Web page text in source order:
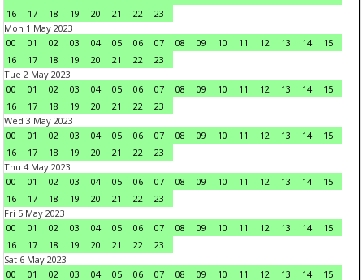
16
17 18 19 20 21 22
23
Mon 1 May 2023
00
01 02 03 04 05 06 07 08 09 10 11 12 13 14
15
16
17 18 19 20 21 22
23
Tue 2 May 2023
00
01 02 03 04 05 06 07 08 09 10 11 12 13 14
15
16
17 18 19 20 21 22
23
Wed 3 May 2023
00
01 02 03 04 05 06 07 08 09 10 11 12 13 14
15
16
17 18 19 20 21 22
23
Thu 4 May 2023
00
01 02 03 04 05 06 07 08 09 10 11 12 13 14
15
16
17 18 19 20 21 22
23
Fri 5 May 2023
00
01 02 03 04 05 06 07 08 09 10 11 12 13 14
15
16
17 18 19 20 21 22
23
Sat 6 May 2023
00
01 02 03 04 05 06 07 08 09 10 11 12 13 14
15